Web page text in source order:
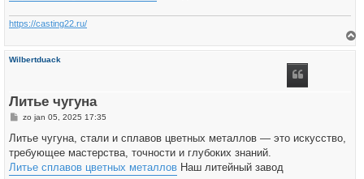
https://casting22.ru/
Wilbertduack
Литье чугуна
B
r
c
h
t
zo jan 05, 2025 17:35
Литье чугуна, стали и сплавов цветных металлов — это искусство,
требующее мастерства, точности и глубоких знаний.
Литье сплавов цветных металлов Наш литейный завод